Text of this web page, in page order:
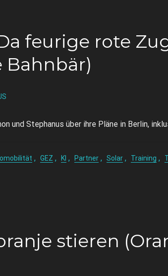
feurige rote
Bahnbär)
und Stephanus über ihre Pläne in Berlin,
, GEZ , KI , Partner , Solar , Training ,
stieren